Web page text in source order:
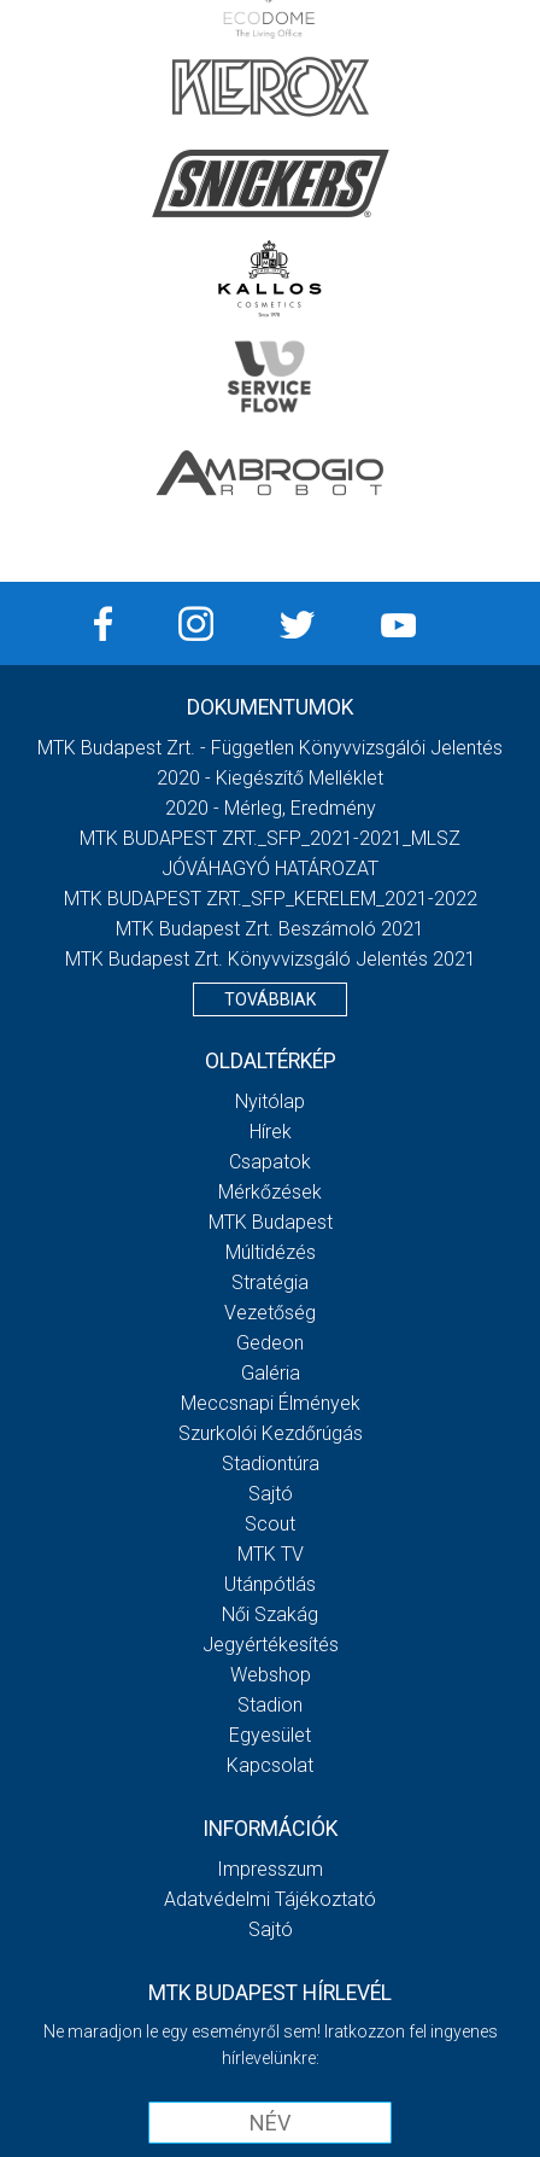
DOKUMENTUMOK
MTK Budapest Zrt. - Független Könyvvizsgálói Jelentés
2020 - Kiegészítő Melléklet
2020 - Mérleg, Eredmény
MTK BUDAPEST ZRT._SFP_2021-2021_MLSZ
JÓVÁHAGYÓ HATÁROZAT
MTK BUDAPEST ZRT._SFP_KERELEM_2021-2022
MTK Budapest Zrt. Beszámoló 2021
MTK Budapest Zrt. Könyvvizsgáló Jelentés 2021
TOVÁBBIAK
OLDALTÉRKÉP
Nyitólap
Hírek
Csapatok
Mérkőzések
MTK Budapest
Múltidézés
Stratégia
Vezetőség
Gedeon
Galéria
Meccsnapi Élmények
Szurkolói Kezdőrúgás
Stadiontúra
Sajtó
Scout
MTK TV
Utánpótlás
Női Szakág
Jegyértékesítés
Webshop
Stadion
Egyesület
Kapcsolat
INFORMÁCIÓK
Impresszum
Adatvédelmi Tájékoztató
Sajtó
MTK BUDAPEST HÍRLEVÉL
Ne maradjon le egy eseményről sem! Iratkozzon fel ingyenes
hírlevelünkre: